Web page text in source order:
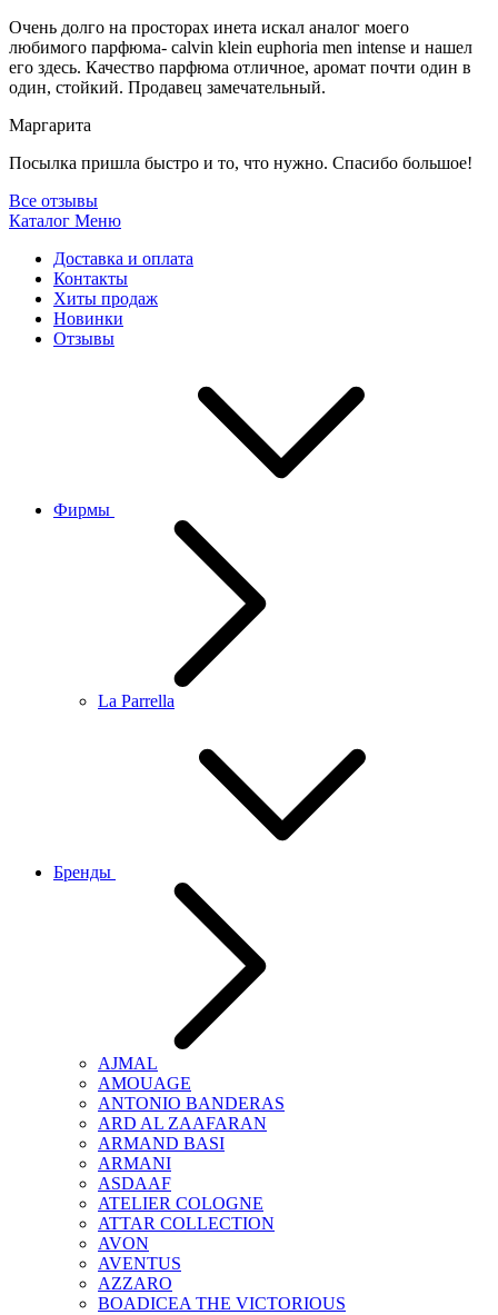
Очень долго на просторах инета искал аналог моего
любимого парфюма- calvin klein euphoria men intense и нашел
его здесь. Качество парфюма отличное, аромат почти один в
один, стойкий. Продавец замечательный.
Маргарита
Посылка пришла быстро и то, что нужно. Спасибо большое!
Все отзывы
Каталог Меню
Доставка и оплата
Контакты
Хиты продаж
Новинки
Отзывы
Фирмы
La Parrella
Бренды
AJMAL
AMOUAGE
ANTONIO BANDERAS
ARD AL ZAAFARAN
ARMAND BASI
ARMANI
ASDAAF
ATELIER COLOGNE
ATTAR COLLECTION
AVON
AVENTUS
AZZARO
BOADICEA THE VICTORIOUS